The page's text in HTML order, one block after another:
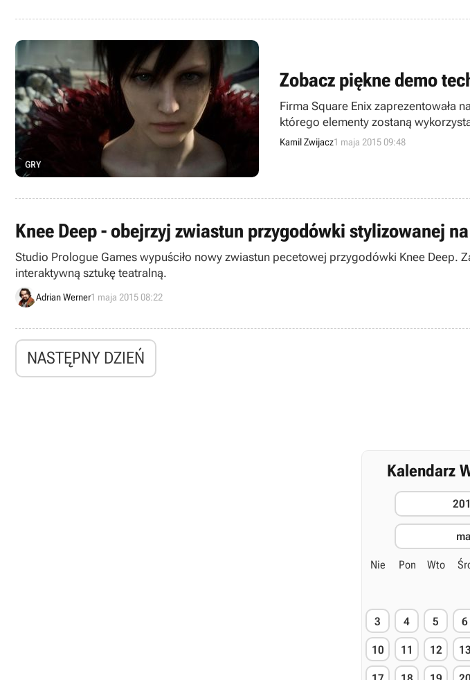
GRY
Zobacz piękne demo
Firma Square Enix zaprezentowała
którego elementy zostaną
Kamil Zwijacz1 maja 2015 09:48
Knee Deep - obejrzyj zwiastun przygodówki stylizowanej
Studio Prologue Games wypuściło nowy zwiastun pecetowej przygodówki Knee
interaktywną sztukę teatralną.
Adrian Werner1 maja 2015 08:22
NASTĘPNY DZIEŃ
Kalendarz
Nie Pon Wto
3 4 5 6
10 11 12 13